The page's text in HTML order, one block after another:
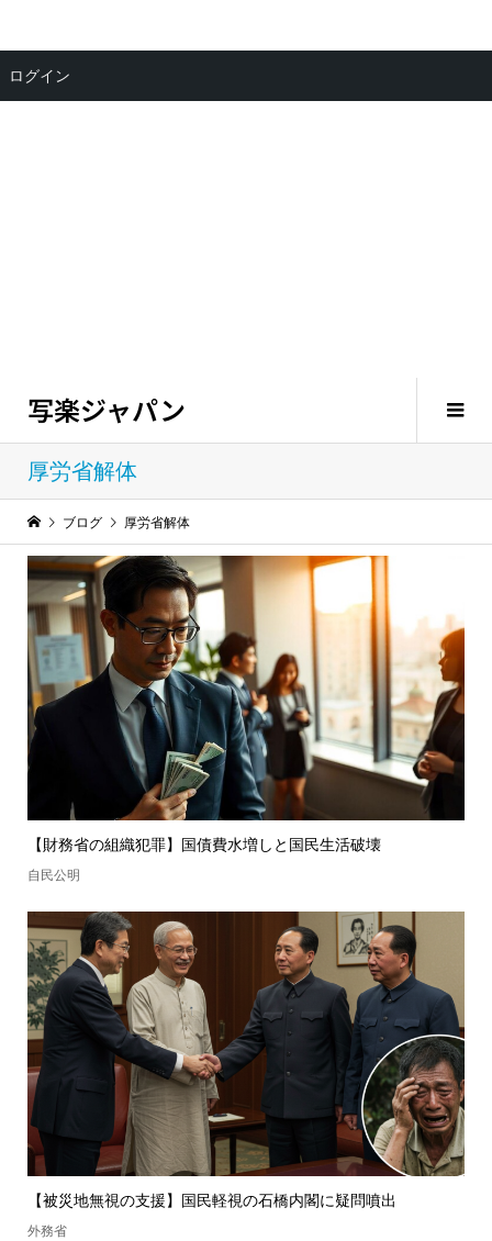
写楽ジャパン
厚労省解体
ブログ 厚労省解体
【財務省の組織犯罪】国債費水増しと国民生活破壊
自民公明
【被災地無視の支援】国民軽視の石橋内閣に疑問噴出
外務省
ログイン